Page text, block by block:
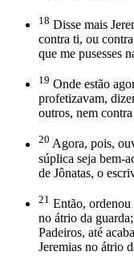
18 Disse mais
contra ti, ou
que me pusesses
19 Onde estão
profetizavam,
outros, nem contra
20 Agora, pois,
súplica seja bem-
de Jônatas, o
21 Então, ordenou
no átrio da
Padeiros, até
Jeremias no átrio